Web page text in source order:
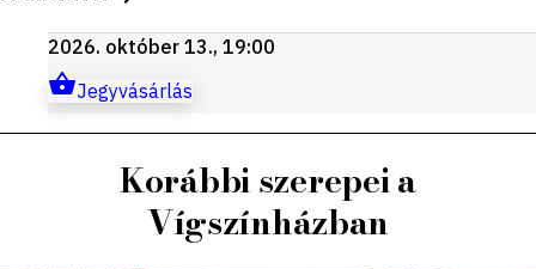
2026. október 13., 19:00
Jegyvásárlás
Korábbi szerepei a
Vígszínházban